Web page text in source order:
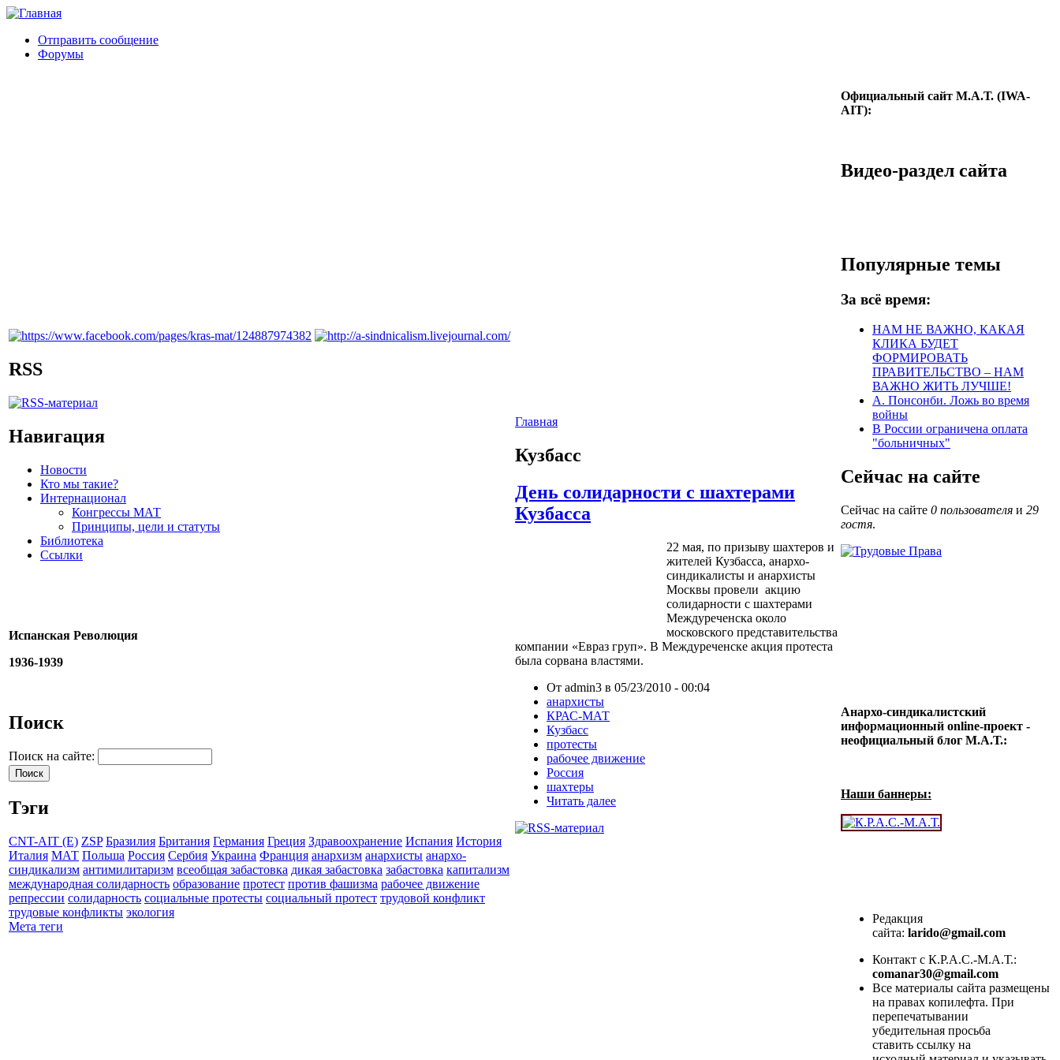
Отправить сообщение
Форумы
RSS
Навигация
Новости
Кто мы такие?
Интернационал
Конгрессы МАТ
Принципы, цели и статуты
Библиотека
Ссылки
Испанская Революция
1936-1939
Поиск
Поиск на сайте:
Тэги
CNT-AIT (E) ZSP Бразилия Британия Германия Греция Здравоохранение Испания История
Италия МАТ Польша Россия Сербия Украина Франция анархизм анархисты анархо-
синдикализм антимилитаризм всеобщая забастовка дикая забастовка забастовка капитализм
международная солидарность образование протест против фашизма рабочее движение
репрессии солидарность социальные протесты социальный протест трудовой конфликт
трудовые конфликты экология
Мета теги
Главная
Кузбасс
День солидарности с шахтерами
Кузбасса
22 мая, по призыву шахтеров и
жителей Кузбасса, анархо-
синдикалисты и анархисты
Москвы провели акцию
солидарности с шахтерами
Междуреченска около
московского представительства
компании «Евраз груп». В Междуреченске акция протеста
была сорвана властями.
От admin3 в 05/23/2010 - 00:04
анархисты
КРАС-МАТ
Кузбасс
протесты
рабочее движение
Россия
шахтеры
Читать далее
Официальный сайт М.А.Т. (IWA-
AIT):
Видео-раздел сайта
Популярные темы
За всё время:
НАМ НЕ ВАЖНО, КАКАЯ
КЛИКА БУДЕТ
ФОРМИРОВАТЬ
ПРАВИТЕЛЬСТВО – НАМ
ВАЖНО ЖИТЬ ЛУЧШЕ!
А. Понсонби. Ложь во время
войны
В России ограничена оплата
"больничных"
Сейчас на сайте
Сейчас на сайте 0 пользователя и 29
гостя.
Анархо-синдикалистский
информационный online-проект -
неофициальный блог М.А.Т.:
Наши баннеры:
Редакция
сайта: larido@gmail.com
Контакт с К.Р.А.С.-М.А.Т.:
comanar30@gmail.com
Все материалы сайта размещены
на правах копилефта. При
перепечатывании
убедительная просьба
ставить ссылку на